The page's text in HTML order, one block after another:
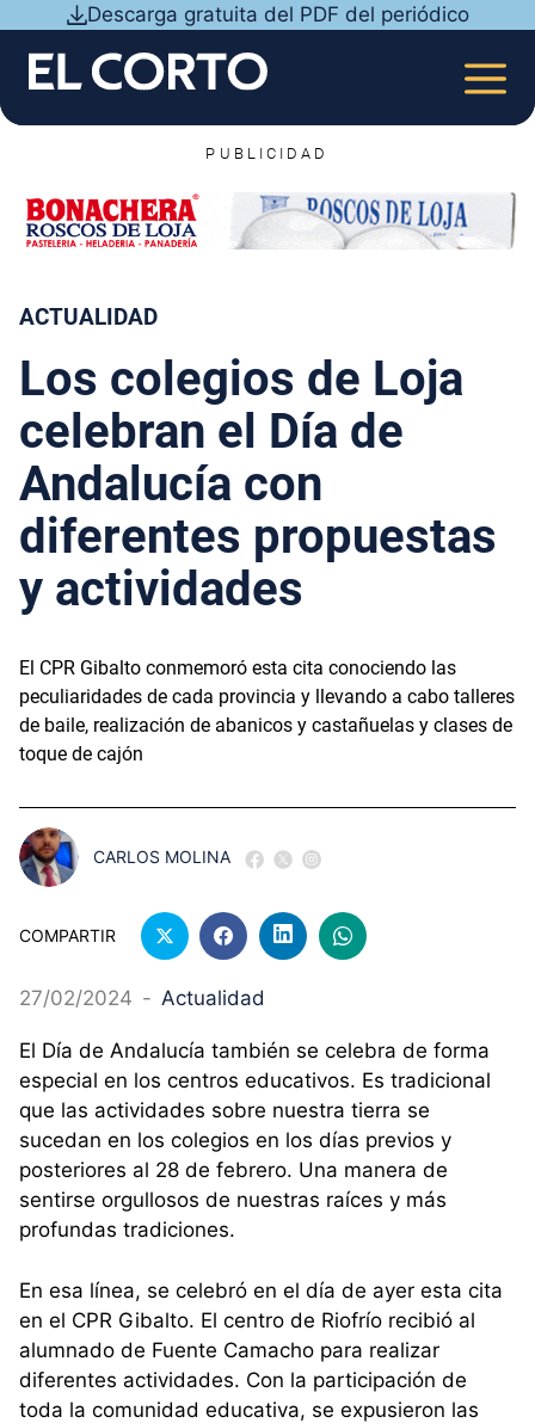
contenido
Descarga gratuita del PDF del periódico
PUBLICIDAD
ACTUALIDAD
Los colegios de Loja
celebran el Día de
Andalucía con
diferentes propuestas
y actividades
El CPR Gibalto conmemoró esta cita conociendo las
peculiaridades de cada provincia y llevando a cabo talleres
de baile, realización de abanicos y castañuelas y clases de
toque de cajón
CARLOS MOLINA
COMPARTIR
27/02/2024 - Actualidad
El Día de Andalucía también se celebra de forma
especial en los centros educativos. Es tradicional
que las actividades sobre nuestra tierra se
sucedan en los colegios en los días previos y
posteriores al 28 de febrero. Una manera de
sentirse orgullosos de nuestras raíces y más
profundas tradiciones.
En esa línea, se celebró en el día de ayer esta cita
en el CPR Gibalto. El centro de Riofrío recibió al
alumnado de Fuente Camacho para realizar
diferentes actividades. Con la participación de
toda la comunidad educativa, se expusieron las